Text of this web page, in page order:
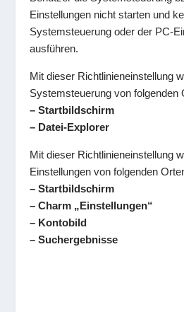
Einstellungen nicht starten und
Systemsteuerung oder der PC-
ausführen.
Mit dieser Richtlinieneinstellung
Systemsteuerung von folgenden
– Startbildschirm
– Datei-Explorer
Mit dieser Richtlinieneinstellung
Einstellungen von folgenden
– Startbildschirm
– Charm „Einstellungen“
– Kontobild
– Suchergebnisse